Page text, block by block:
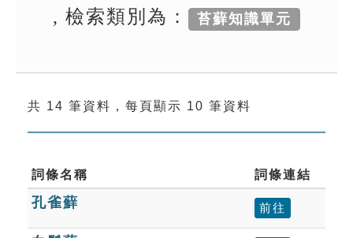
生字詞彙表
成語故事
索引選單
單字索引
生命大百科索引
, 檢索類別為： 苔蘚知識單元
共 14 筆資料，每頁顯示 10 筆資料
詞條名稱 詞條連結
孔雀蘚 前往